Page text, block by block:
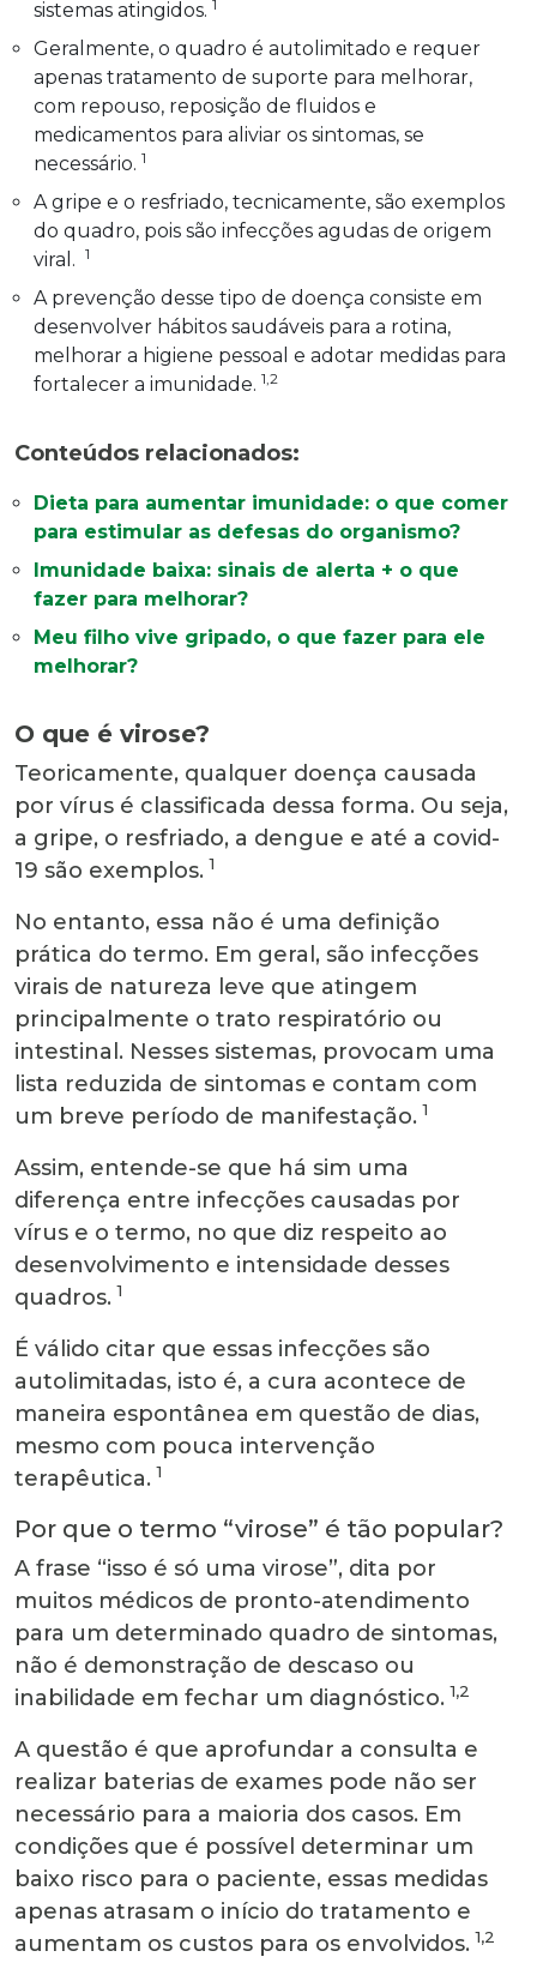
sistemas atingidos. 1
Geralmente, o quadro é autolimitado e requer
apenas tratamento de suporte para melhorar,
com repouso, reposição de fluidos e
medicamentos para aliviar os sintomas, se
necessário. 1
A gripe e o resfriado, tecnicamente, são exemplos
do quadro, pois são infecções agudas de origem
viral. 1
A prevenção desse tipo de doença consiste em
desenvolver hábitos saudáveis para a rotina,
melhorar a higiene pessoal e adotar medidas para
fortalecer a imunidade. 1,2
Conteúdos relacionados:
Dieta para aumentar imunidade: o que comer
para estimular as defesas do organismo?
Imunidade baixa: sinais de alerta + o que
fazer para melhorar?
Meu filho vive gripado, o que fazer para ele
melhorar?
O que é virose?
Teoricamente, qualquer doença causada
por vírus é classificada dessa forma. Ou seja,
a gripe, o resfriado, a dengue e até a covid-
19 são exemplos. 1
No entanto, essa não é uma definição
prática do termo. Em geral, são infecções
virais de natureza leve que atingem
principalmente o trato respiratório ou
intestinal. Nesses sistemas, provocam uma
lista reduzida de sintomas e contam com
um breve período de manifestação. 1
Assim, entende-se que há sim uma
diferença entre infecções causadas por
vírus e o termo, no que diz respeito ao
desenvolvimento e intensidade desses
quadros. 1
É válido citar que essas infecções são
autolimitadas, isto é, a cura acontece de
maneira espontânea em questão de dias,
mesmo com pouca intervenção
terapêutica. 1
Por que o termo “virose” é tão popular?
A frase “isso é só uma virose”, dita por
muitos médicos de pronto-atendimento
para um determinado quadro de sintomas,
não é demonstração de descaso ou
inabilidade em fechar um diagnóstico. 1,2
A questão é que aprofundar a consulta e
realizar baterias de exames pode não ser
necessário para a maioria dos casos. Em
condições que é possível determinar um
baixo risco para o paciente, essas medidas
apenas atrasam o início do tratamento e
aumentam os custos para os envolvidos. 1,2